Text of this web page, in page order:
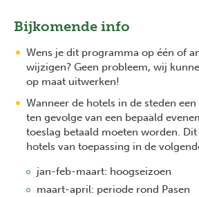
Bijkomende info
Wens je dit programma op één of
wijzigen? Geen probleem, wij
op maat uitwerken!
Wanneer de hotels in de steden
ten gevolge van een bepaald
toeslag betaald moeten worden.
hotels van toepassing in de
jan-feb-maart: hoogseizoen
maart-april: periode rond Pasen